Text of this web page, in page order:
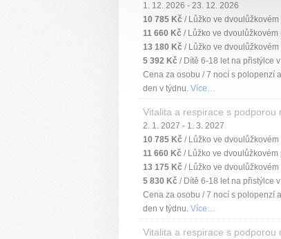
1. 12. 2026 - 23. 12. 2026
10 785 Kč / Lůžko ve
11 660 Kč / Lůžko ve
13 180 Kč / Lůžko ve
5 392 Kč / Dítě 6-18 let na přistýlce
Cena za osobu / 7 nocí s polopenzí
den v týdnu. Více…
Vitalita a respirace s podporou
2. 1. 2027 - 1. 3. 2027
10 785 Kč / Lůžko ve
11 660 Kč / Lůžko ve
13 175 Kč / Lůžko ve
5 830 Kč / Dítě 6-18 let na přistýlce
Cena za osobu / 7 nocí s polopenzí
den v týdnu. Více…
Vitalita a respirace s podporou